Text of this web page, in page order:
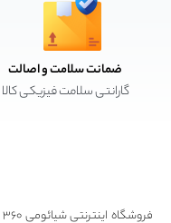
ضمانت سلامت و اصالت
گارانتی سلامت فیزیکی کالا